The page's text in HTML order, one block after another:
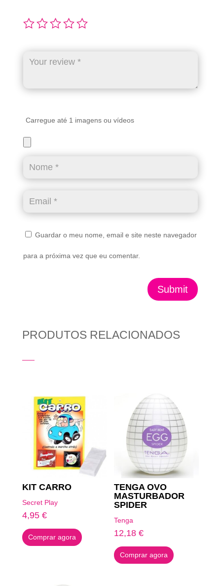
Carregue até 1 imagens ou vídeos
Guardar o meu nome, email e site neste navegador
para a próxima vez que eu comentar.
Submit
PRODUTOS RELACIONADOS
KIT CARRO
Secret Play
4,95 €
Comprar agora
TENGA OVO
MASTURBADOR
SPIDER
Tenga
12,18€
Comprar agora